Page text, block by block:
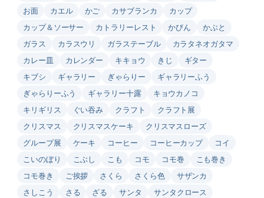
お面
カエル かご カサブランカ
カップ
カップ＆ソーサー
カトラリーレスト かびん
かぶと
ガラス
カラスウリ ガラステーブル
カラタネオガタマ
カレー皿
カレンダー キキョウ きじ
ギター
キブシ
ギャラリー ぎゃらりー
ギャラリーふう
ぎゃらりーふう
ギャラリー十露
キョウカノコ
キリギリス
ぐい吞み クラフト
クラフト展
クリスマス
クリスマスケーキ
クリスマスローズ
グループ展
ケーキ コーヒー コーヒーカップ
コイ
こいのぼり
こぶし こも コモ コモ巻
こも巻き
コモ巻き
ご挨拶 さくら さくら色
サザンカ
さしこう
さる ざる サンタ
サンタクロース